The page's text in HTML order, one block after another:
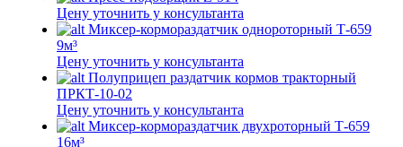
Цену уточнить у консультанта
Миксер-кормораздатчик однороторный Т-659
9м³
Цену уточнить у консультанта
Полуприцеп раздатчик кормов тракторный
ПРКТ-10-02
Цену уточнить у консультанта
Миксер-кормораздатчик двухроторный Т-659
16м³